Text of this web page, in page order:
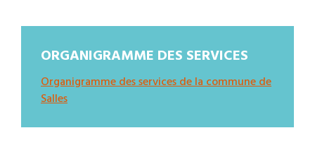
ORGANIGRAMME DES SERVICES
Organigramme des services de la commune de
Salles